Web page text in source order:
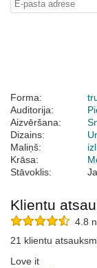
Forma:
Auditorija:
Aizvēršana:
Dizains:
Maliņš:
Krāsa:
Stāvoklis:
Klientu
4.8
21 klientu
Love it